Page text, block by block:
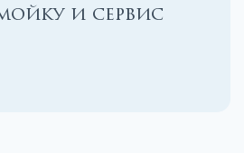
и сервис